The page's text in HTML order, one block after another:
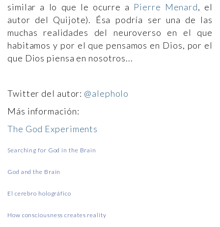
similar a lo que le ocurre a Pierre Menard, el
autor del Quijote). Ésa podría ser una de las
muchas realidades del neuroverso en el que
habitamos y por el que pensamos en Dios, por el
que Dios piensa en nosotros...
Twitter del autor: @alepholo
Más información:
The God Experiments
Searching for God in the Brain
God and the Brain
El cerebro holográfico
How consciousness creates reality